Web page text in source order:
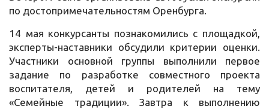
по достопримечательностям Оренбурга.
14 мая конкурсанты познакомились с площадкой,
эксперты-наставники обсудили критерии оценки.
Участники основной группы выполнили первое
задание по разработке совместного проекта
воспитателя, детей и родителей на тему
«Семейные традиции». Завтра к выполнению